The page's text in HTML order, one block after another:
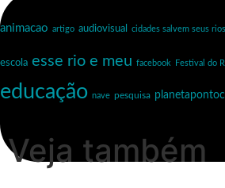
animacao artigo audiovisual cidades salvem seus rios
escola esse rio e meu facebook Festival do
educação nave pesquisa
Veja também